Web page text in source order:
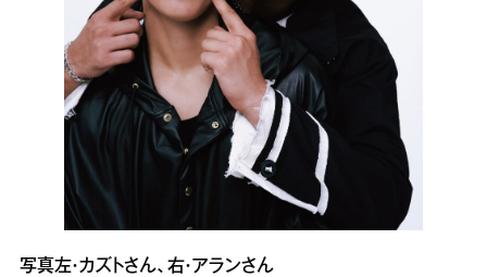
写真左・カズトさん、右・アランさん